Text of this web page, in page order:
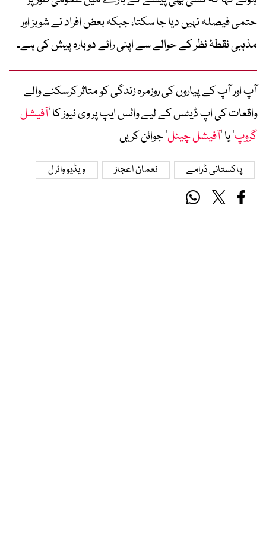
حتمی فیصلہ نہیں دیا جا سکتا، جبکہ بعض افراد نے شوبز اور
مذہبی نقطۂ نظر کے حوالے سے اپنی رائے دوبارہ پیش کی ہے۔
آپ اور آپ کے پیاروں کی روزمرہ زندگی کو متاثر کرسکنے والے
واقعات کی اپ ڈیٹس کے لیے واٹس ایپ پر وی نیوز کا ’آفیشل
گروپ‘ یا ’آفیشل چینل‘ جوائن کریں
پاکستانی ڈرامے نعمان اعجاز ویڈیو وائرل